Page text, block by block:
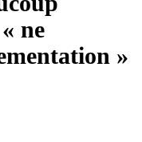
ne
»